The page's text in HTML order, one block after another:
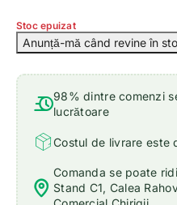
Stoc epuizat
98% dintre comenzi
lucrătoare
Costul de livrare este
Comanda se poate
Stand C1, Calea